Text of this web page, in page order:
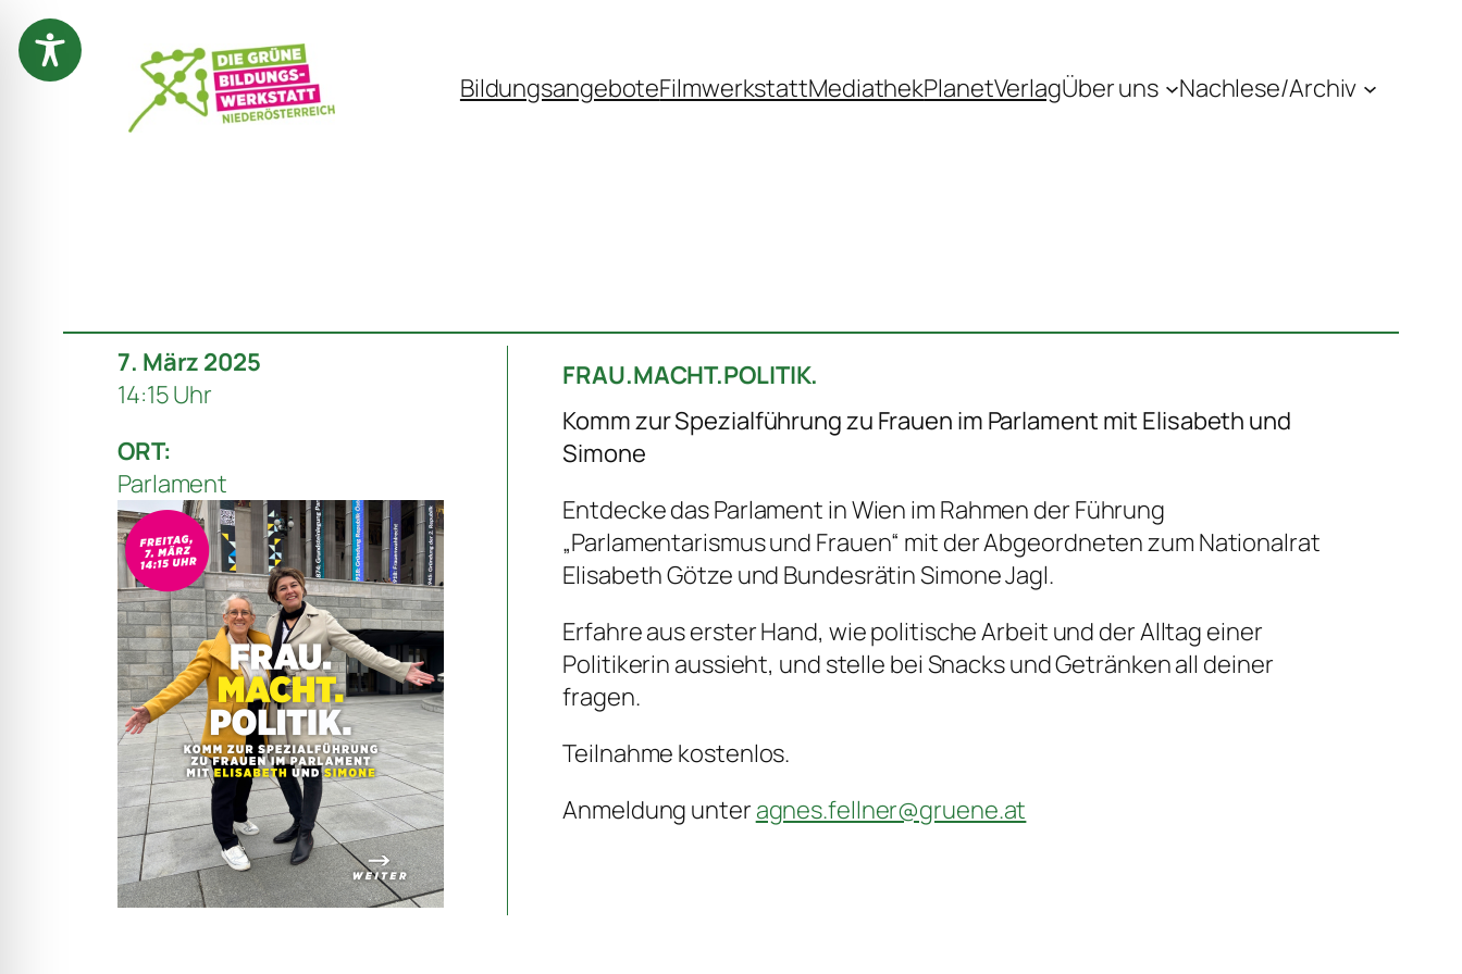
Zum
Inhalt
springen
BildungsangeboteFilmwerkstattMediathekPlanetVerlagÜber uns Nachlese/Archiv
7. März 2025
14:15 Uhr
ORT:
Parlament
FRAU.MACHT.POLITIK.
Komm zur Spezialführung zu Frauen im Parlament mit Elisabeth und
Simone
Entdecke das Parlament in Wien im Rahmen der Führung
„Parlamentarismus und Frauen“ mit der Abgeordneten zum Nationalrat
Elisabeth Götze und Bundesrätin Simone Jagl.
Erfahre aus erster Hand, wie politische Arbeit und der Alltag einer
Politikerin aussieht, und stelle bei Snacks und Getränken all deiner
fragen.
Teilnahme kostenlos.
Anmeldung unter agnes.fellner@gruene.at